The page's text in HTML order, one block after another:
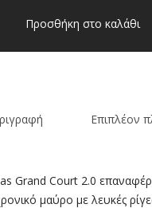
Προσθήκη στο καλάθι
Επιπλέον
Grand Court 2.0
μαύρο με λευκές